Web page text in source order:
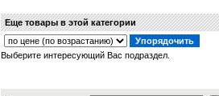
Еще товары в этой категории
Выберите интересующий Вас подраздел.